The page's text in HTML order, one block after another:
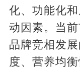
化、功能化
动因素。当
品牌竞相发
度、营养均